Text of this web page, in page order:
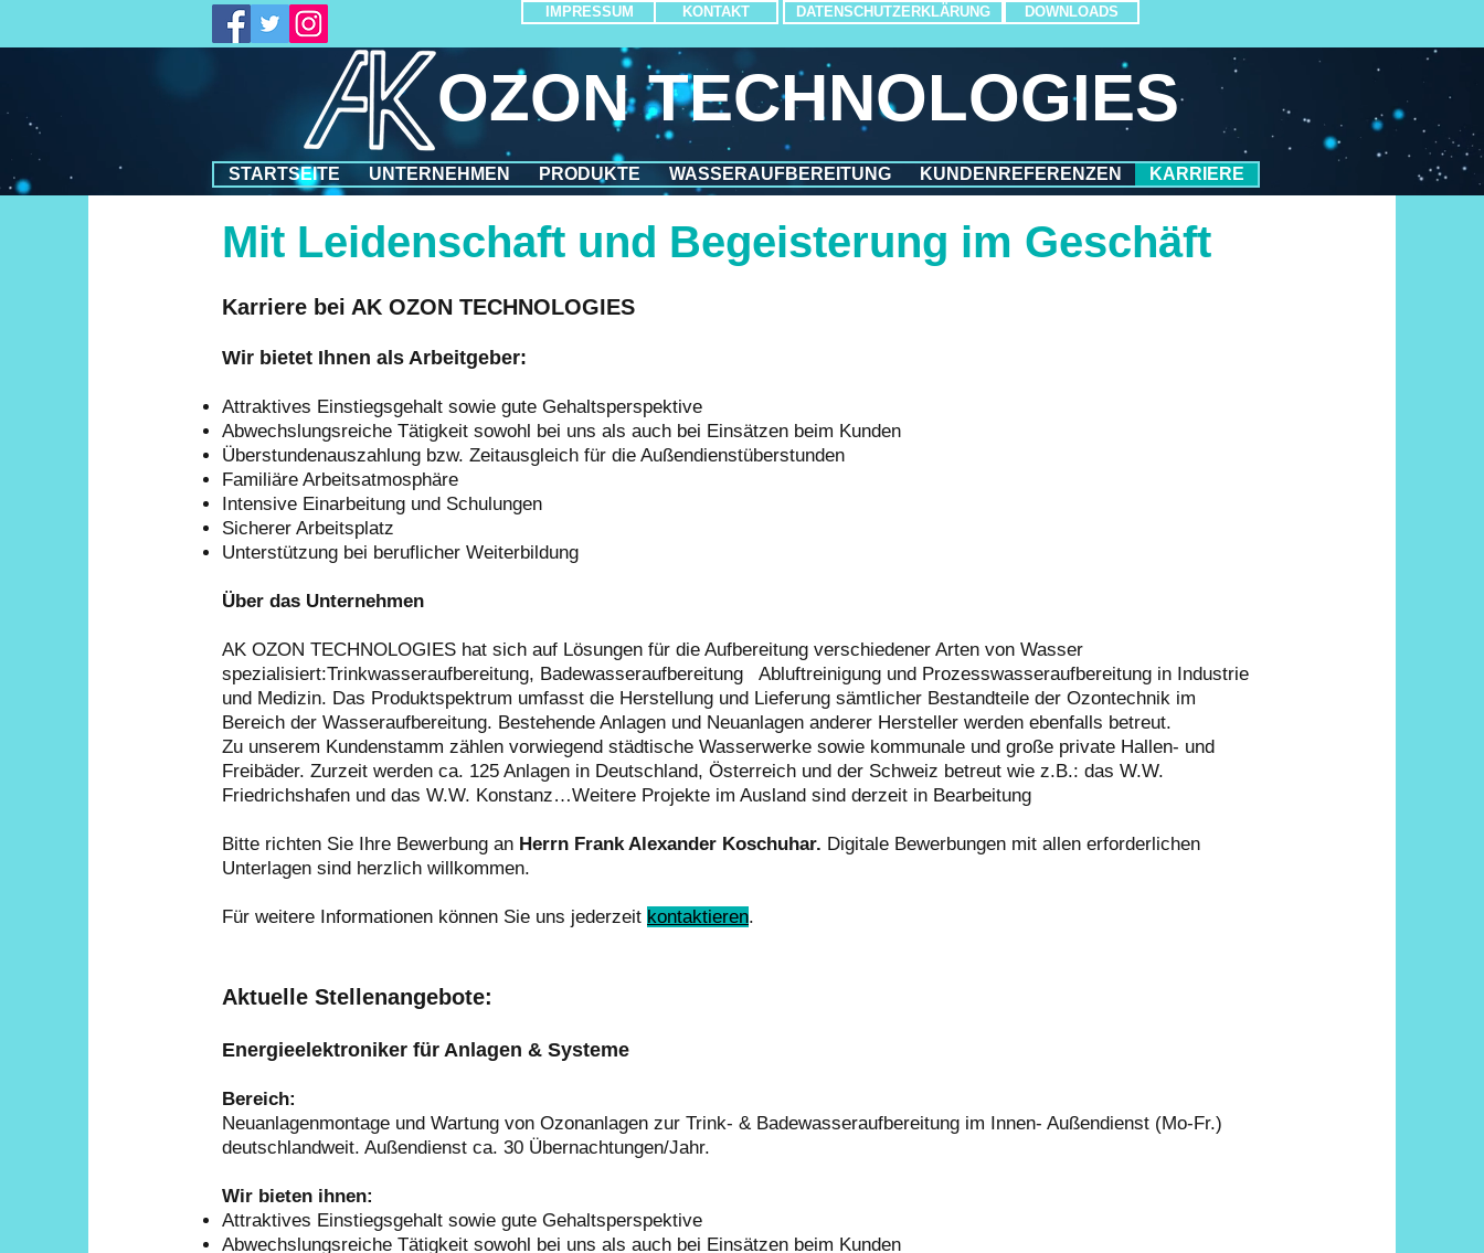
IMPRESSUM KONTAKT DATENSCHUTZERKLÄRUNG DOWNLOADS
OZON TECHNOLOGIES
STARTSEITE UNTERNEHMEN PRODUKTE WASSERAUFBEREITUNG KUNDENREFERENZEN KARRIERE
Mit Leidenschaft und Begeisterung im Geschäft
Karriere bei AK OZON TECHNOLOGIES
Wir bietet Ihnen als Arbeitgeber:
Attraktives Einstiegsgehalt sowie gute Gehaltsperspektive
Abwechslungsreiche Tätigkeit sowohl bei uns als auch bei Einsätzen beim Kunden
Überstundenauszahlung bzw. Zeitausgleich für die Außendienstüberstunden
Familiäre Arbeitsatmosphäre
Intensive Einarbeitung und Schulungen
Sicherer Arbeitsplatz
Unterstützung bei beruflicher Weiterbildung
Über das Unternehmen
AK OZON TECHNOLOGIES hat sich auf Lösungen für die Aufbereitung verschiedener Arten von Wasser
spezialisiert:Trinkwasseraufbereitung, Badewasseraufbereitung Abluftreinigung und Prozesswasseraufbereitung in Industrie
und Medizin. Das Produktspektrum umfasst die Herstellung und Lieferung sämtlicher Bestandteile der Ozontechnik im
Bereich der Wasseraufbereitung. Bestehende Anlagen und Neuanlagen anderer Hersteller werden ebenfalls betreut.
Zu unserem Kundenstamm zählen vorwiegend städtische Wasserwerke sowie kommunale und große private Hallen- und
Freibäder. Zurzeit werden ca. 125 Anlagen in Deutschland, Österreich und der Schweiz betreut wie z.B.: das W.W.
Friedrichshafen und das W.W. Konstanz…Weitere Projekte im Ausland sind derzeit in Bearbeitung
Bitte richten Sie Ihre Bewerbung an Herrn Frank Alexander Koschuhar. Digitale Bewerbungen mit allen erforderlichen
Unterlagen sind herzlich willkommen.
Für weitere Informationen können Sie uns jederzeit kontaktieren.
Aktuelle Stellenangebote:
Energieelektroniker für Anlagen & Systeme
Bereich:
Neuanlagenmontage und Wartung von Ozonanlagen zur Trink- & Badewasseraufbereitung im Innen- Außendienst (Mo-Fr.)
deutschlandweit. Außendienst ca. 30 Übernachtungen/Jahr.
Wir bieten ihnen:
Attraktives Einstiegsgehalt sowie gute Gehaltsperspektive
Abwechslungsreiche Tätigkeit sowohl bei uns als auch bei Einsätzen beim Kunden